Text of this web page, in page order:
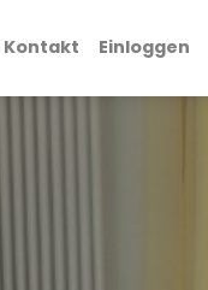
Kontakt Einloggen